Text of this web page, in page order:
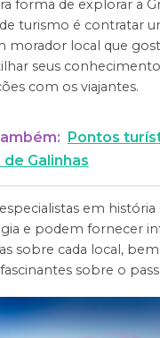
forma de explorar a
turismo é contratar
morador local que
seus
com os viajantes.
Pontos
Galinhas
em história
e podem fornecer
sobre cada local,
sobre o